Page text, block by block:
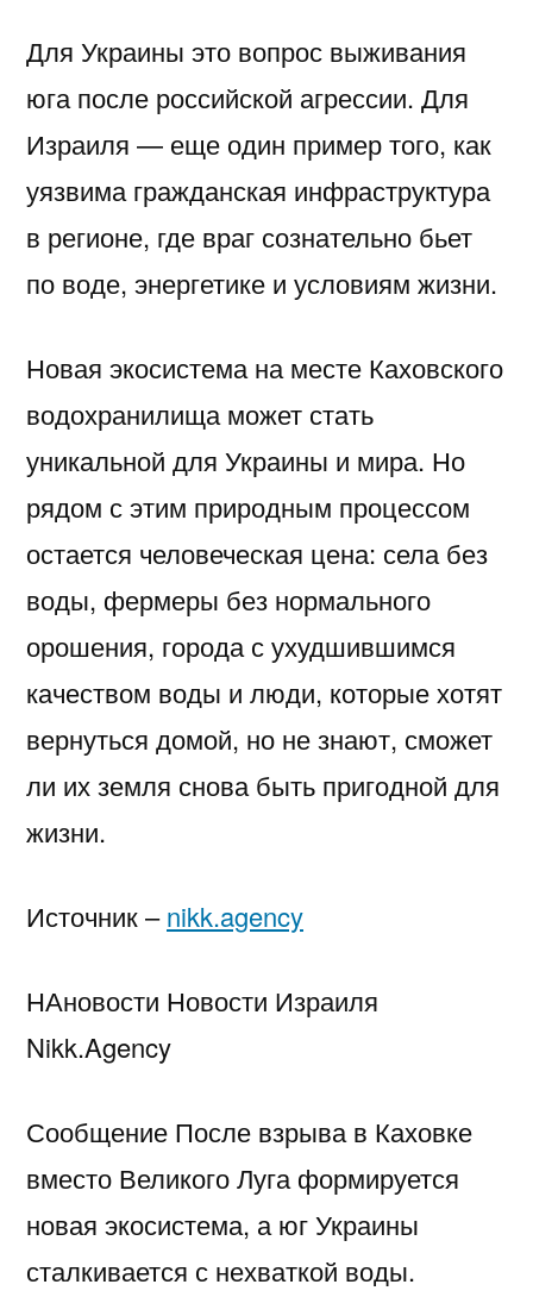
Для Украины это вопрос выживания
юга после российской агрессии. Для
Израиля — еще один пример того, как
уязвима гражданская инфраструктура
в регионе, где враг сознательно бьет
по воде, энергетике и условиям жизни.
Новая экосистема на месте Каховского
водохранилища может стать
уникальной для Украины и мира. Но
рядом с этим природным процессом
остается человеческая цена: села без
воды, фермеры без нормального
орошения, города с ухудшившимся
качеством воды и люди, которые хотят
вернуться домой, но не знают, сможет
ли их земля снова быть пригодной для
жизни.
Источник –nikk.agency
НАновости Новости Израиля
Nikk.Agency
Сообщение После взрыва в Каховке
вместо Великого Луга формируется
новая экосистема, а юг Украины
сталкивается с нехваткой воды.